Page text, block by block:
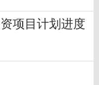
项目计划进度